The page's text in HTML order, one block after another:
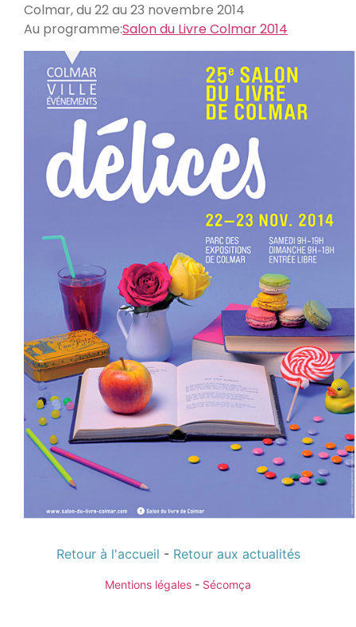
Colmar, du 22 au 23 novembre 2014
Au programme:Salon du Livre Colmar 2014
Retour à l'accueil - Retour aux actualités
Mentions légales - Sécomça